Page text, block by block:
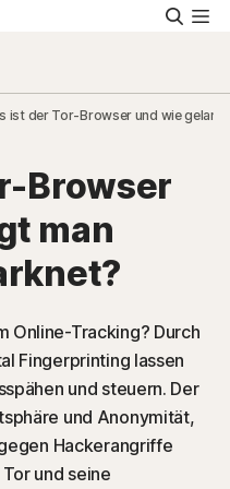
ist der Tor-Browser und wie
Browser
man
Online-Tracking? Durch
Fingerprinting lassen
und steuern. Der
und Anonymität,
Hackerangriffe
und seine